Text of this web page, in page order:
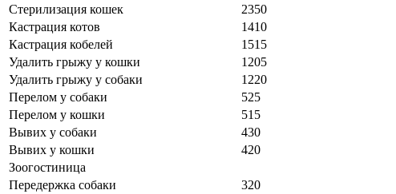
Стерилизация кошек
2350
Кастрация котов
1410
Кастрация кобелей
1515
Удалить грыжу у кошки
1205
Удалить грыжу у собаки
1220
Перелом у собаки
525
Перелом у кошки
515
Вывих у собаки
430
Вывих у кошки
420
Зоогостиница
Передержка собаки
320